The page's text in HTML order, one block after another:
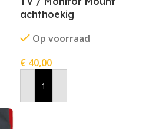
achthoekig
Op voorraad
€ 40,00
In Winkelwagen